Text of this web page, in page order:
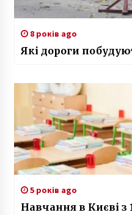
8 років ago
Які дороги
5 років ago
Навчання в Києві з